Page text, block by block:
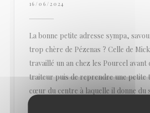
16/06/2024
La bonne petite adresse sympa,
trop chère de Pézenas ? Celle de
travaillé un an chez les Pourcel avant
traiteur puis de reprendre une petite
cœur du centre à laquelle il donne du